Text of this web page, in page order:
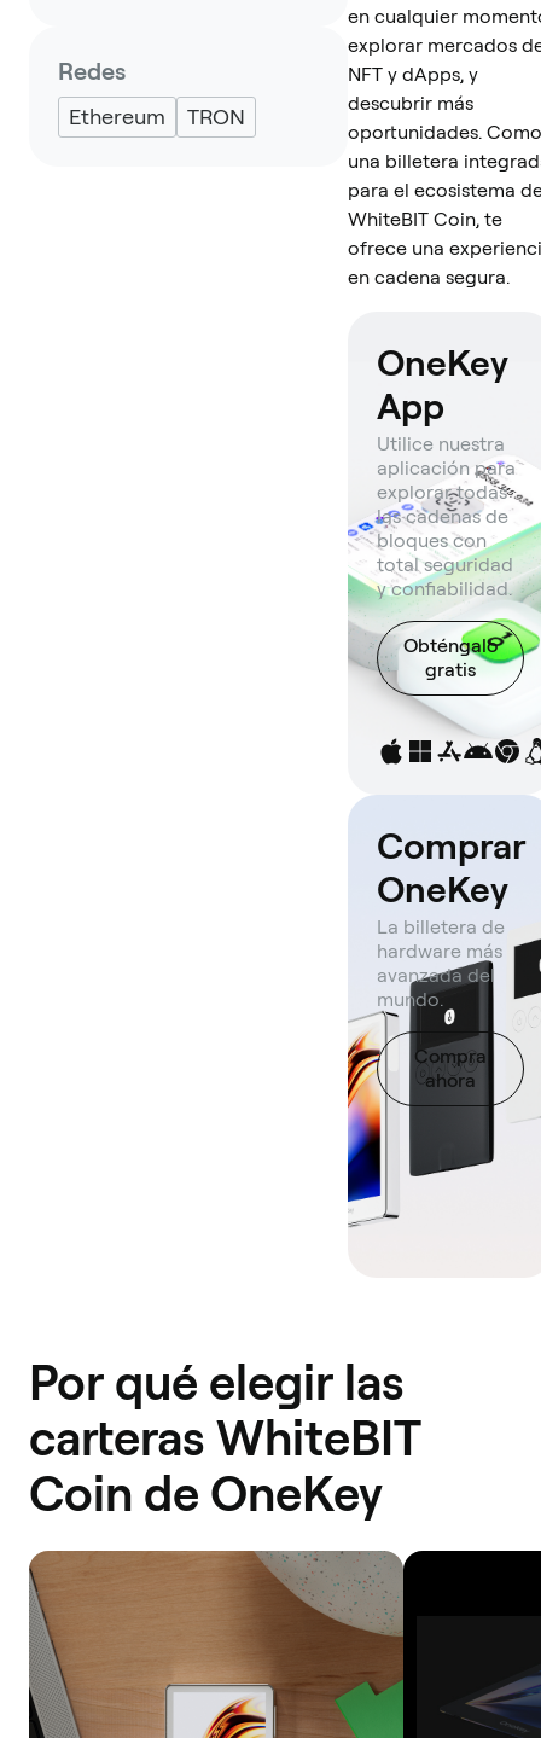
Redes
Ethereum TRON
en cualquier
explorar mercados
NFT y dApps, y
descubrir más
oportunidades. Como
una billetera
para el ecosistema
WhiteBIT Coin, te
ofrece una
en cadena segura.
OneKey
App
Utilice nuestra
aplicación para
explorar todas
las cadenas de
bloques con
total seguridad
y confiabilidad.
Obténgalo
gratis
Comprar
OneKey
La billetera de
hardware más
avanzada del
mundo.
Compra
ahora
Por qué elegir las
carteras WhiteBIT
Coin de OneKey